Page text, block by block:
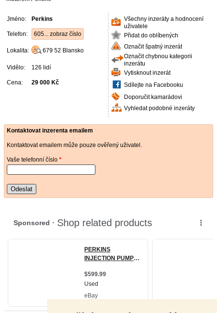
Jméno: Perkins
Telefon: 605... zobraz číslo
Lokalita: 679 52 Blansko
Vidělo: 126 lidí
Cena: 29 000 Kč
Všechny inzeráty a hodnocení
uživatele
Přidat do oblíbených
Označit špatný inzerát
Označit chybnou kategorii
inzerátu
Vytisknout inzerát
Sdílejte na Facebooku
Doporučit kamarádovi
Vyhledat podobné inzeráty
Kontaktovat inzerenta emailem
Kontaktovat emailem může pouze ověřený uživatel.
Vaše telefonní číslo *
Odeslat